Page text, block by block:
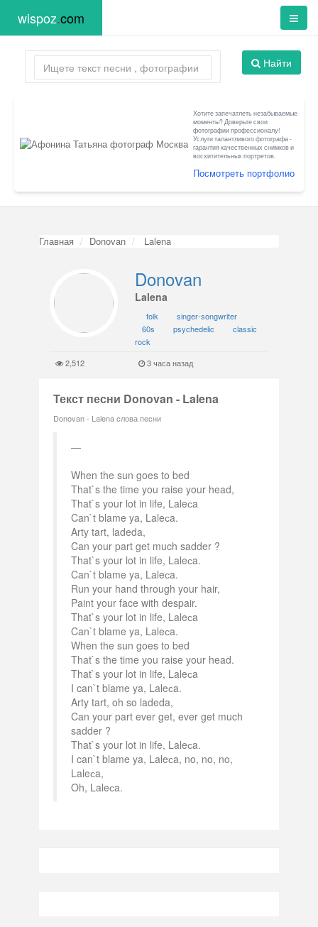
wispoz.com
Найти
Хотите запечатлеть незабываемые
моменты? Доверьте свои
фотографии профессионалу!
Услуги талантливого фотографа -
гарантия качественных снимков и
восхитительных портретов.
Посмотреть портфолио
Главная Donovan Lalena
Donovan
Lalena
folk
singer-songwriter
60s
psychedelic
classic
rock
2,512
3 часа назад
Текст песни Donovan - Lalena
Donovan - Lalena слова песни
When the sun goes to bed
That`s the time you raise your head,
That`s your lot in life, Laleсa
Can`t blame ya, Laleсa.
Arty tart, ladeda,
Can your part get much sadder ?
That`s your lot in life, Laleсa.
Can`t blame ya, Laleсa.
Run your hand through your hair,
Paint your face with despair.
That`s your lot in life, Laleсa
Can`t blame ya, Laleсa.
When the sun goes to bed
That`s the time you raise your head.
That`s your lot in life, Laleсa
I can`t blame ya, Laleсa.
Arty tart, oh so ladeda,
Can your part ever get, ever get much
sadder ?
That`s your lot in life, Laleсa.
I can`t blame ya, Laleсa, no, no, no,
Laleсa,
Oh, Laleсa.